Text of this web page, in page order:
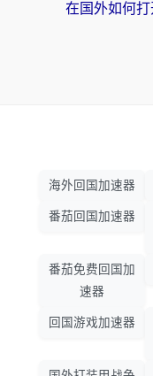
海外回国加速器
番茄回国加速器
番茄免费回国加
速器
回国游戏加速器